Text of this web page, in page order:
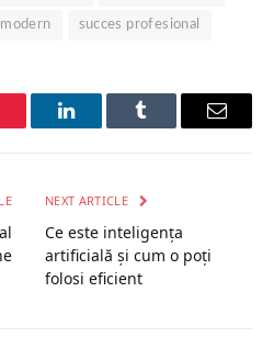
succes profesional
LinkedInTumblr Email
NEXT ARTICLE
Ce este inteligența
artificială și cum o poți
folosi eficient